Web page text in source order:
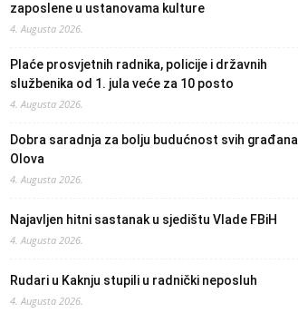
zaposlene u ustanovama kulture
4. Augusta 2026.
Plaće prosvjetnih radnika, policije i državnih
službenika od 1. jula veće za 10 posto
4. Augusta 2026.
Dobra saradnja za bolju budućnost svih građana
Olova
4. Augusta 2026.
Najavljen hitni sastanak u sjedištu Vlade FBiH
4. Augusta 2026.
Rudari u Kaknju stupili u radnički neposluh
4. Augusta 2026.